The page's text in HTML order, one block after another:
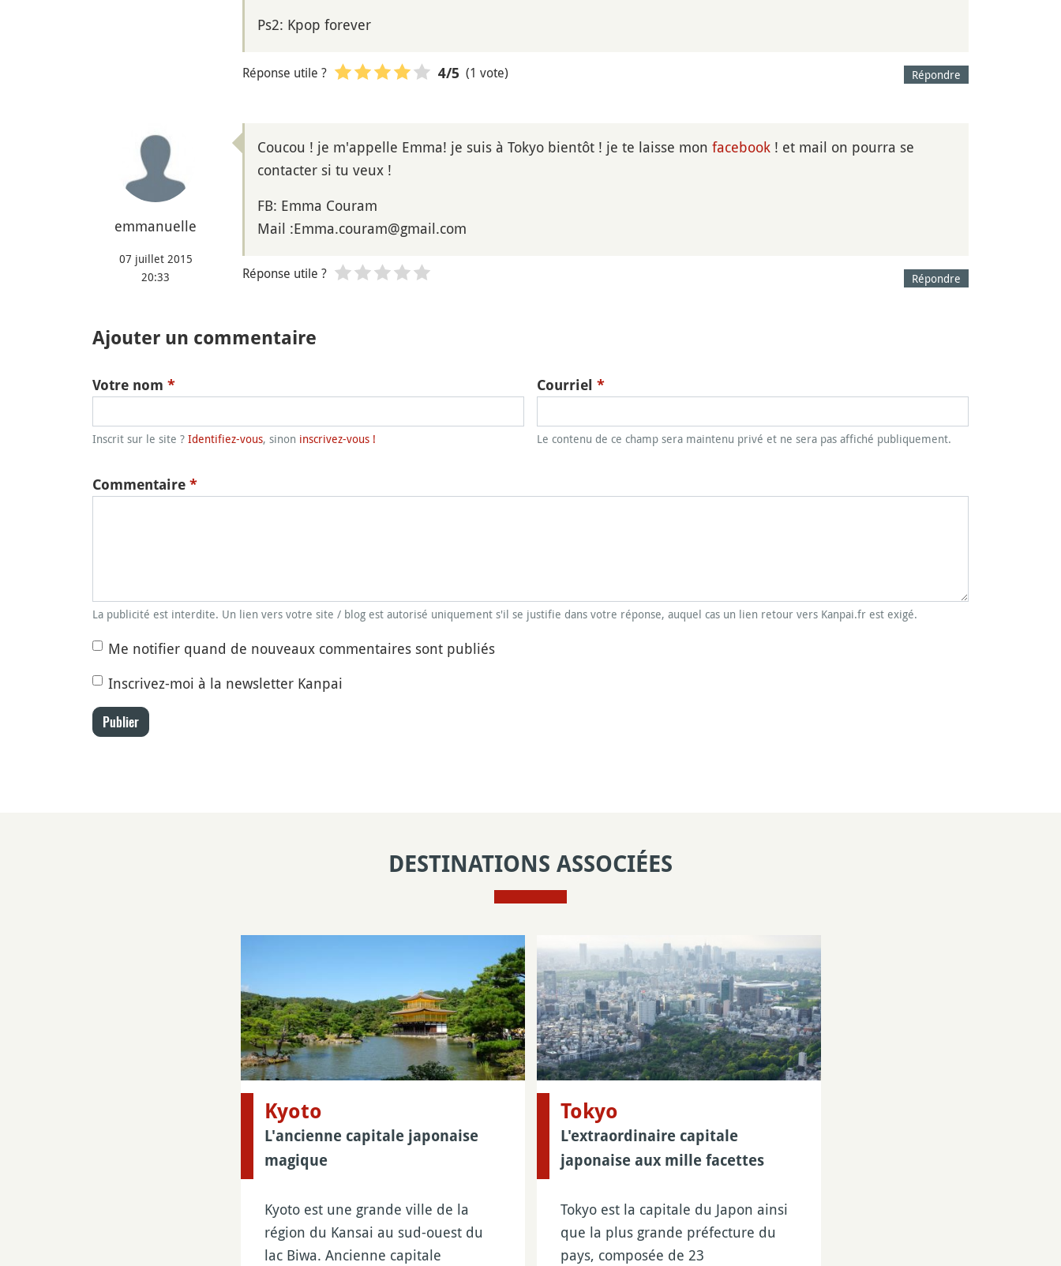
Ps2: Kpop forever
Répondre
Réponse utile ? 4/5 (1 vote)
emmanuelle
07 juillet 2015
20:33
Coucou ! je m'appelle Emma! je suis à Tokyo bientôt ! je te laisse mon facebook ! et mail on pourra se
contacter si tu veux !
FB: Emma Couram
Mail :Emma.couram@gmail.com
Répondre
Réponse utile ?
Ajouter un commentaire
Votre nom *
Inscrit sur le site ? Identifiez-vous, sinon inscrivez-vous !
Courriel *
Le contenu de ce champ sera maintenu privé et ne sera pas affiché publiquement.
Commentaire *
La publicité est interdite. Un lien vers votre site / blog est autorisé uniquement s'il se justifie dans votre réponse, auquel cas un lien retour vers Kanpai.fr est exigé.
Me notifier quand de nouveaux commentaires sont publiés
Inscrivez-moi à la newsletter Kanpai
Publier
DESTINATIONS ASSOCIÉES
Kyoto
L'ancienne capitale japonaise
magique
Kyoto est une grande ville de la
région du Kansai au sud-ouest du
lac Biwa. Ancienne capitale
Tokyo
L'extraordinaire capitale
japonaise aux mille facettes
Tokyo est la capitale du Japon ainsi
que la plus grande préfecture du
pays, composée de 23